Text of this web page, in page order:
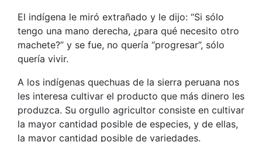
El indígena le miró extrañado y le dijo: “Si sólo
tengo una mano derecha, ¿para qué necesito otro
machete?” y se fue, no quería “progresar”, sólo
quería vivir.
A los indígenas quechuas de la sierra peruana nos
les interesa cultivar el producto que más dinero les
produzca. Su orgullo agricultor consiste en cultivar
la mayor cantidad posible de especies, y de ellas,
la mayor cantidad posible de variedades.